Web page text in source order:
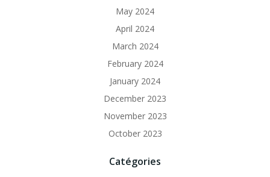
May 2024
April 2024
March 2024
February 2024
January 2024
December 2023
November 2023
October 2023
Catégories